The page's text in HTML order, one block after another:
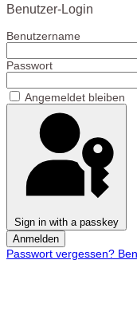
Benutzer-Login
Benutzername
Passwort
Angemeldet bleiben
Sign in with a passkey
Anmelden
Passwort vergessen?